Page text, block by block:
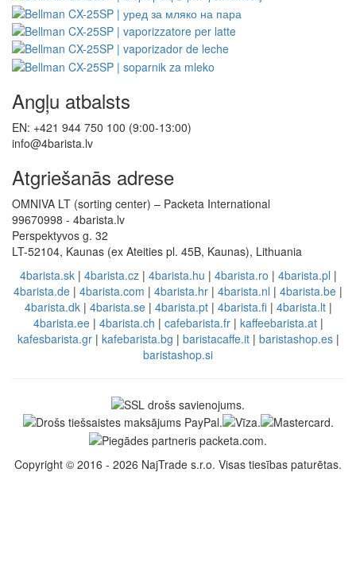
Angļu atbalsts
EN: +421 944 750 100 (9:00-13:00)
info@4barista.lv
Atgriešanās adrese
OMNIVA LT (sorting center) – Packeta International
99670998 - 4barista.lv
Perspektyvos g. 32
LT-52104, Kaunas (ex Ateities pl. 45B, Kaunas), Lithuania
4barista.sk| 4barista.cz| 4barista.hu | 4barista.ro | 4barista.pl |
4barista.de | 4barista.com | 4barista.hr | 4barista.nl | 4barista.be |
4barista.dk| 4barista.se| 4barista.pt| 4barista.fi| 4barista.lt|
4barista.ee| 4barista.ch | cafebarista.fr| kaffeebarista.at|
kafesbarista.gr| kafebarista.bg | baristacaffe.it| baristashop.es|
baristashop.si
Copyright © 2016 - 2026 NajTrade s.r.o. Visas tiesības paturētas.